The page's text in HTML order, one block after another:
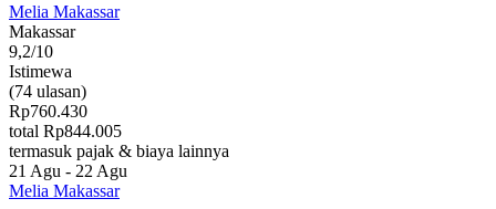
Melia Makassar
Makassar
9,2/10
Istimewa
(74 ulasan)
Rp760.430
total Rp844.005
termasuk pajak & biaya lainnya
21 Agu - 22 Agu
Melia Makassar